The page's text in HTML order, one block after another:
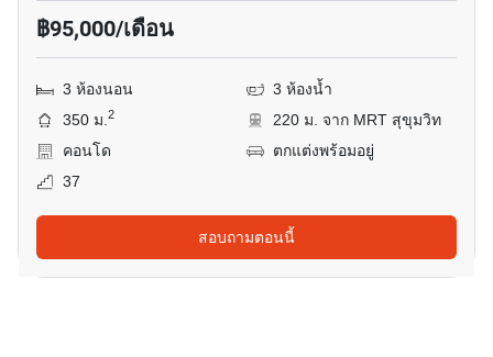
฿95,000/เดือน
3 ห้องนอน
3 ห้องน้ำ
350 ม.2
220 ม. จาก MRT สุขุมวิท
คอนโด
ตกแต่งพร้อมอยู่
37
สอบถามตอนนี้